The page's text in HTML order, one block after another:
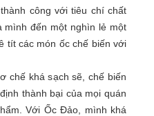
công với tiêu chí chất
mình đến một nghìn lẻ một
tít các món ốc chế biến với
chế khá sạch sẽ, chế biến
thành bại của mọi quán
Với Ốc Đảo, mình khá